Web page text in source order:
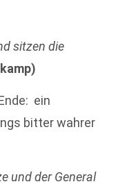
sitzen die
ein
bitter wahrer
und der General